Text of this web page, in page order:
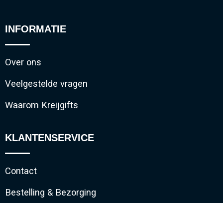
INFORMATIE
Over ons
Veelgestelde vragen
Waarom Kreijgifts
KLANTENSERVICE
Contact
Bestelling & Bezorging